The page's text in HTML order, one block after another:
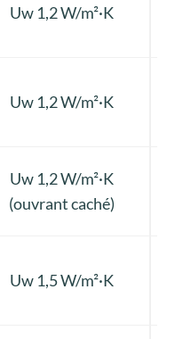
Uw 1,2 W/m²·K
Uw 1,2 W/m²·K
Uw 1,2 W/m²·K
(ouvrant caché)
Uw 1,5 W/m²·K